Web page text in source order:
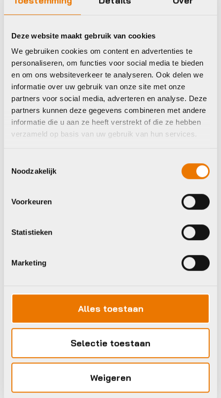
Deze website maakt gebruik van cookies
We gebruiken cookies om content en advertenties te
personaliseren, om functies voor social media te bieden
en om ons websiteverkeer te analyseren. Ook delen we
informatie over uw gebruik van onze site met onze
partners voor social media, adverteren en analyse. Deze
partners kunnen deze gegevens combineren met andere
informatie die u aan ze heeft verstrekt of die ze hebben
verzameld op basis van uw gebruik van hun services.
Noodzakelijk
Voorkeuren
Statistieken
Marketing
Alles toestaan
Selectie toestaan
Weigeren
BBB
Tandwielen en cassettes
TripleGear mm
Op voorraad in winkel
Tandwielen en cassettes
RoundAbout 5 mm
Op voorraad in winkel